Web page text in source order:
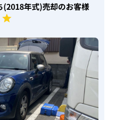
(2018年式)売却のお客様